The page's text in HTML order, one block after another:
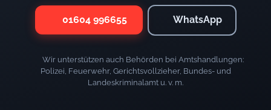
01604 996655 WhatsApp
Wir unterstützen auch Behörden bei Amtshandlungen:
Polizei, Feuerwehr, Gerichtsvollzieher, Bundes- und
Landeskriminalamt u. v. m.